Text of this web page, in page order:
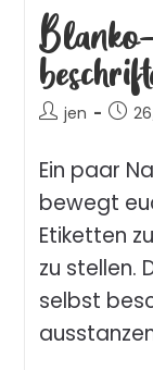
jen
Ein paar
bewegt
Etiketten
zu stellen.
selbst